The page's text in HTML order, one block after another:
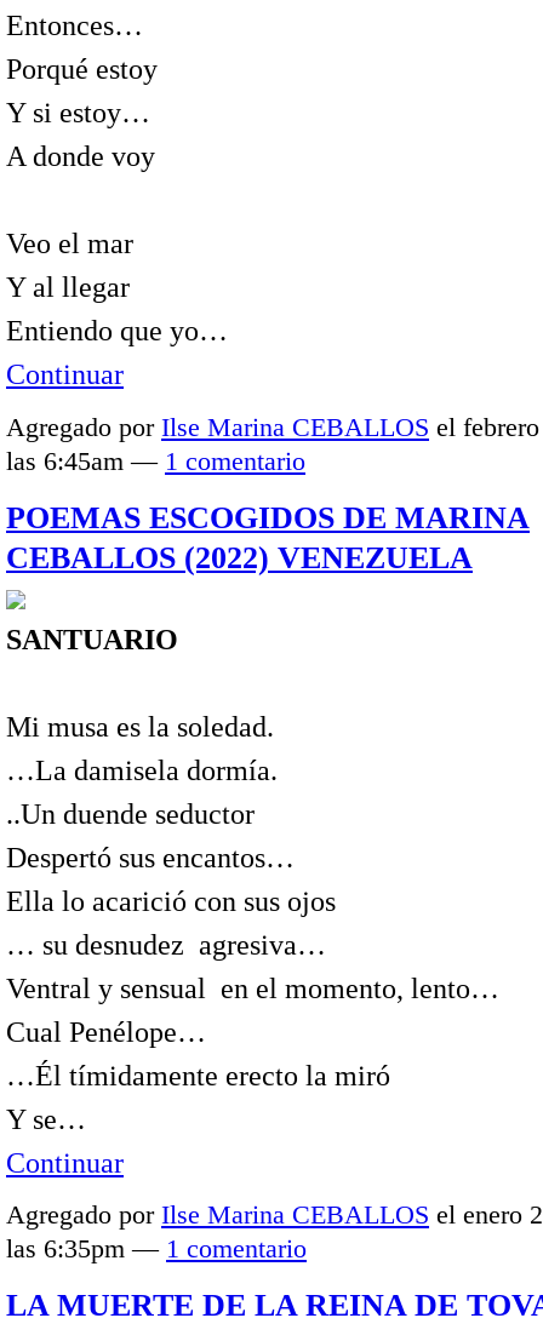
Entonces…
Porqué estoy
Y si estoy…
A donde voy
Veo el mar
Y al llegar
Entiendo que yo…
Continuar
Agregado por Ilse Marina CEBALLOS el
las 6:45am — 1 comentario
POEMAS ESCOGIDOS DE MARINA
CEBALLOS (2022) VENEZUELA
SANTUARIO
Mi musa es la soledad.
…La damisela dormía.
..Un duende seductor
Despertó sus encantos…
Ella lo acarició con sus ojos
… su desnudez agresiva…
Ventral y sensual en el momento, lento…
Cual Penélope…
…Él tímidamente erecto la miró
Y se…
Continuar
Agregado por Ilse Marina CEBALLOS el enero
las 6:35pm — 1 comentario
LA MUERTE DE LA REINA DE